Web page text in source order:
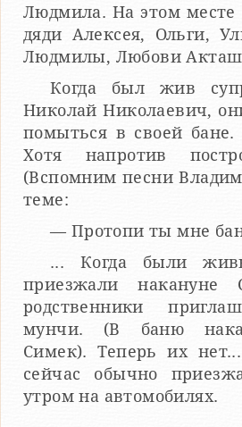
Людмила. На этом месте
дяди Алексея, Ольги,
Людмилы, Любови
Когда был жив
Николай Николаевич,
помыться в своей бане.
Хотя напротив
(Вспомним песни
теме:
— Протопи ты мне
... Когда были
приезжали накануне
родственники
мунчи. (В баню
Симек). Теперь их
сейчас обычно
утром на автомобилях.